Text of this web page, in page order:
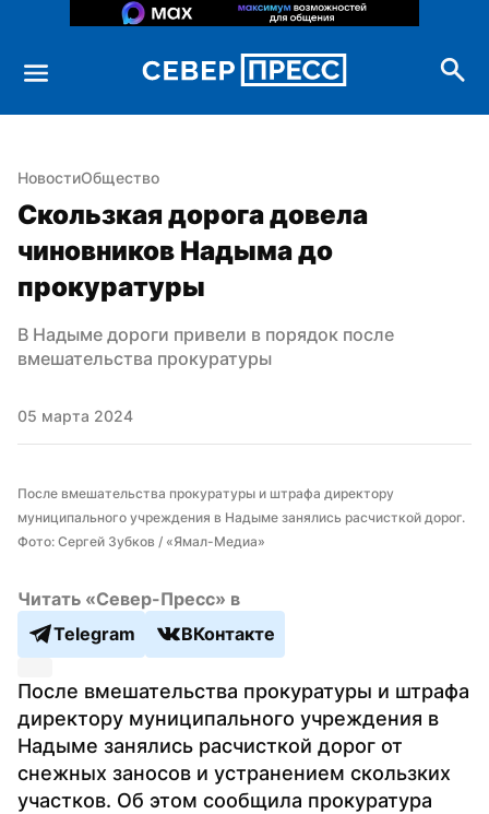
НовостиОбщество
Скользкая дорога довела
чиновников Надыма до
прокуратуры
В Надыме дороги привели в порядок после
вмешательства прокуратуры
05 марта 2024
После вмешательства прокуратуры и штрафа директору
муниципального учреждения в Надыме занялись расчисткой дорог.
Фото: Сергей Зубков / «Ямал-Медиа»
Читать «Север-Пресс» в
Telegram
ВКонтакте
После вмешательства прокуратуры и штрафа
директору муниципального учреждения в
Надыме занялись расчисткой дорог от
снежных заносов и устранением скользких
участков. Об этом сообщила прокуратура